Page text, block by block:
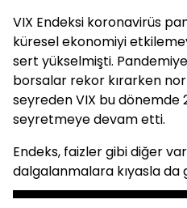
VIX Endeksi koronavirüs
küresel ekonomiyi
sert yükselmişti.
borsalar rekor kırarken
seyreden VIX bu dönemde
seyretmeye devam etti.
Endeks, faizler gibi diğer
dalgalanmalara kıyasla